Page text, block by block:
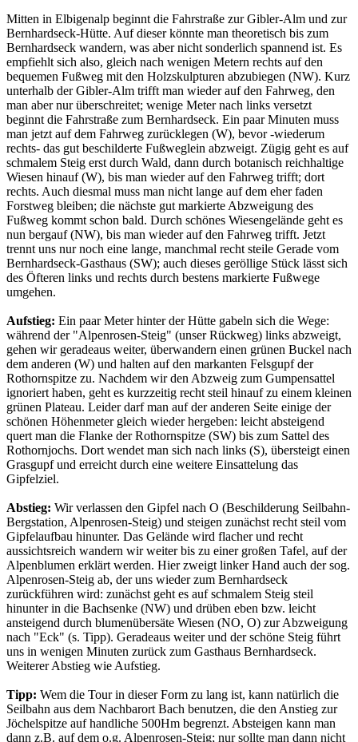
Mitten in Elbigenalp beginnt die Fahrstraße zur Gibler-Alm und zur
Bernhardseck-Hütte. Auf dieser könnte man theoretisch bis zum
Bernhardseck wandern, was aber nicht sonderlich spannend ist. Es
empfiehlt sich also, gleich nach wenigen Metern rechts auf den
bequemen Fußweg mit den Holzskulpturen abzubiegen (NW). Kurz
unterhalb der Gibler-Alm trifft man wieder auf den Fahrweg, den
man aber nur überschreitet; wenige Meter nach links versetzt
beginnt die Fahrstraße zum Bernhardseck. Ein paar Minuten muss
man jetzt auf dem Fahrweg zurücklegen (W), bevor -wiederum
rechts- das gut beschilderte Fußweglein abzweigt. Zügig geht es auf
schmalem Steig erst durch Wald, dann durch botanisch reichhaltige
Wiesen hinauf (W), bis man wieder auf den Fahrweg trifft; dort
rechts. Auch diesmal muss man nicht lange auf dem eher faden
Forstweg bleiben; die nächste gut markierte Abzweigung des
Fußweg kommt schon bald. Durch schönes Wiesengelände geht es
nun bergauf (NW), bis man wieder auf den Fahrweg trifft. Jetzt
trennt uns nur noch eine lange, manchmal recht steile Gerade vom
Bernhardseck-Gasthaus (SW); auch dieses geröllige Stück lässt sich
des Öfteren links und rechts durch bestens markierte Fußwege
umgehen.
Aufstieg: Ein paar Meter hinter der Hütte gabeln sich die Wege:
während der "Alpenrosen-Steig" (unser Rückweg) links abzweigt,
gehen wir geradeaus weiter, überwandern einen grünen Buckel nach
dem anderen (W) und halten auf den markanten Felsgupf der
Rothornspitze zu. Nachdem wir den Abzweig zum Gumpensattel
ignoriert haben, geht es kurzzeitig recht steil hinauf zu einem kleinen
grünen Plateau. Leider darf man auf der anderen Seite einige der
schönen Höhenmeter gleich wieder hergeben: leicht absteigend
quert man die Flanke der Rothornspitze (SW) bis zum Sattel des
Rothornjochs. Dort wendet man sich nach links (S), übersteigt einen
Grasgupf und erreicht durch eine weitere Einsattelung das
Gipfelziel.
Abstieg: Wir verlassen den Gipfel nach O (Beschilderung Seilbahn-
Bergstation, Alpenrosen-Steig) und steigen zunächst recht steil vom
Gipfelaufbau hinunter. Das Gelände wird flacher und recht
aussichtsreich wandern wir weiter bis zu einer großen Tafel, auf der
Alpenblumen erklärt werden. Hier zweigt linker Hand auch der sog.
Alpenrosen-Steig ab, der uns wieder zum Bernhardseck
zurückführen wird: zunächst geht es auf schmalem Steig steil
hinunter in die Bachsenke (NW) und drüben eben bzw. leicht
ansteigend durch blumenübersäte Wiesen (NO, O) zur Abzweigung
nach "Eck" (s. Tipp). Geradeaus weiter und der schöne Steig führt
uns in wenigen Minuten zurück zum Gasthaus Bernhardseck.
Weiterer Abstieg wie Aufstieg.
Tipp: Wem die Tour in dieser Form zu lang ist, kann natürlich die
Seilbahn aus dem Nachbarort Bach benutzen, die den Anstieg zur
Jöchelspitze auf handliche 500Hm begrenzt. Absteigen kann man
dann z.B. auf dem o.g. Alpenrosen-Steig; nur sollte man dann nicht